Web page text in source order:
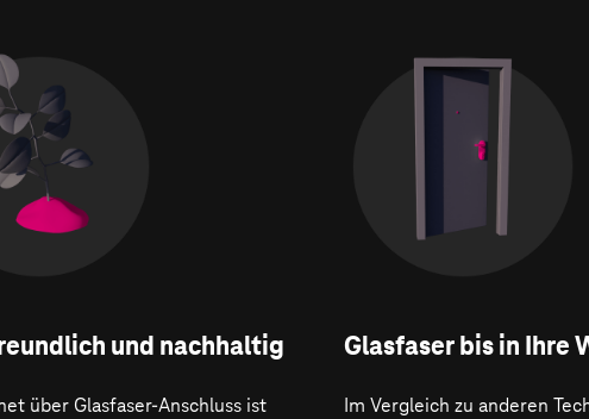
und nachhaltig
über Glasfaser-Anschluss ist
Glasfaser bis in Ihre
Im Vergleich zu anderen